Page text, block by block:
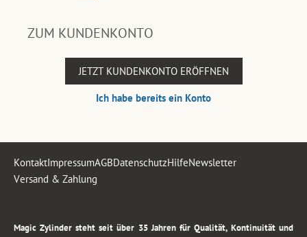
ZUM KUNDENKONTO
JETZT KUNDENKONTO ERÖFFNEN
Ich habe bereits ein Konto
KontaktImpressumAGBDatenschutzHilfeNewsletter
Versand & Zahlung
Magic Zylinder steht seit über 35 Jahren für Qualität, Kontinuität und